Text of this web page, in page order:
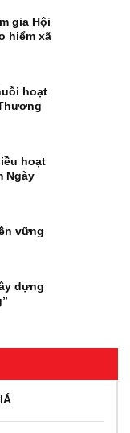
gia Hội
hiểm xã
hoạt
hoạt
Ngày
vững
dựng